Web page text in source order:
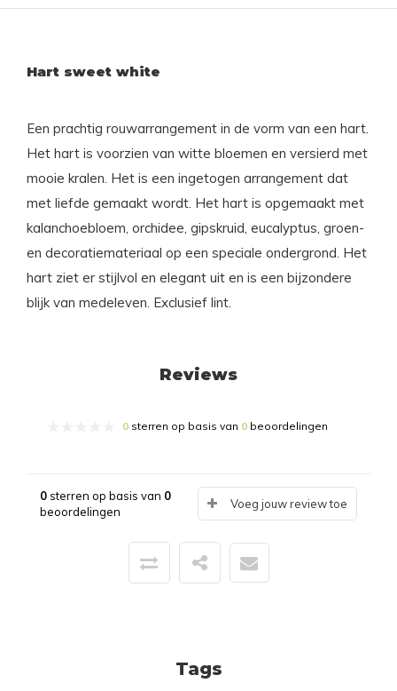
Hart sweet white
Een prachtig rouwarrangement in de vorm van een hart.
Het hart is voorzien van witte bloemen en versierd met
mooie kralen. Het is een ingetogen arrangement dat
met liefde gemaakt wordt. Het hart is opgemaakt met
kalanchoebloem, orchidee, gipskruid, eucalyptus, groen-
en decoratiemateriaal op een speciale ondergrond. Het
hart ziet er stijlvol en elegant uit en is een bijzondere
blijk van medeleven. Exclusief lint.
Reviews
0 sterren op basis van 0 beoordelingen
0sterren op basis van 0
beoordelingen
Voeg jouw review toe
Tags